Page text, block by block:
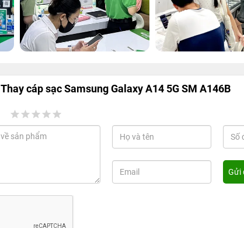
Thay cáp sạc Samsung Galaxy A14 5G SM A146B